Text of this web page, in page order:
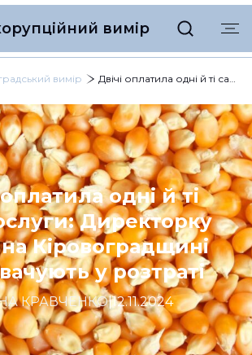
вимір
вимір Двічі оплатила одні й ті самі послуги: Директорку ліцею на Кіровоградщині звинувачують у розтраті
одні й ті
Директорку
Кіровоградщині
у розтраті
КРАВЧЕНКО|12.11.2024